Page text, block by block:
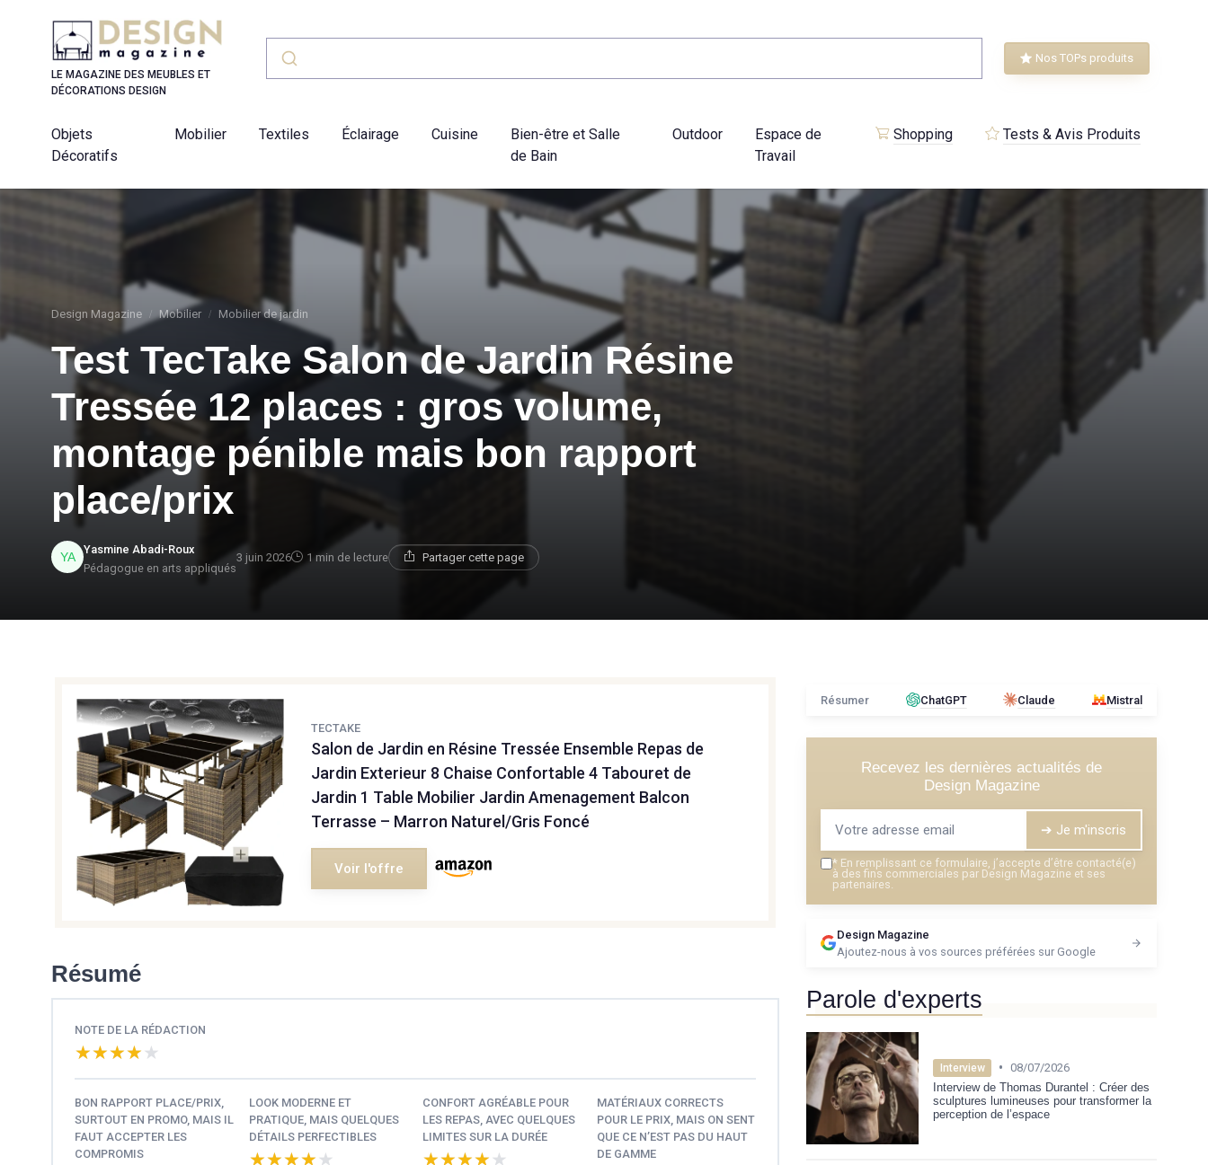
LE MAGAZINE DES MEUBLES ET
DÉCORATIONS DESIGN
Nos TOPs produits
Objets
Décoratifs
Mobilier Textiles Éclairage Cuisine
Bien-être et Salle
de Bain
Outdoor
Espace de
Travail
Shopping Tests & Avis Produits
Design Magazine Mobilier Mobilier de jardin
Test TecTake Salon de Jardin Résine
Tressée 12 places : gros volume,
montage pénible mais bon rapport
place/prix
Yasmine Abadi-Roux
Pédagogue en arts appliqués
3 juin 2026 1 min de lecture Partager cette page
TECTAKE
Salon de Jardin en Résine Tressée Ensemble Repas de
Jardin Exterieur 8 Chaise Confortable 4 Tabouret de
Jardin 1 Table Mobilier Jardin Amenagement Balcon
Terrasse – Marron Naturel/Gris Foncé
Voir l'offre
Résumé
NOTE DE LA RÉDACTION
★★★★★
★★★★★
BON RAPPORT PLACE/PRIX,
SURTOUT EN PROMO, MAIS IL
FAUT ACCEPTER LES
COMPROMIS
LOOK MODERNE ET
PRATIQUE, MAIS QUELQUES
DÉTAILS PERFECTIBLES
★★★★★
★★★★★
CONFORT AGRÉABLE POUR
LES REPAS, AVEC QUELQUES
LIMITES SUR LA DURÉE
★★★★★
★★★★★
MATÉRIAUX CORRECTS
POUR LE PRIX, MAIS ON SENT
QUE CE N’EST PAS DU HAUT
DE GAMME
Résumer ChatGPT Claude Mistral
Recevez les dernières actualités de
Design Magazine
➔ Je m'inscris
* En remplissant ce formulaire, j’accepte d’être contacté(e)
à des fins commerciales par Design Magazine et ses
partenaires.
Design Magazine
Ajoutez-nous à vos sources préférées sur Google
Parole d'experts
Interview • 08/07/2026
Interview de Thomas Durantel : Créer des
sculptures lumineuses pour transformer la
perception de l’espace